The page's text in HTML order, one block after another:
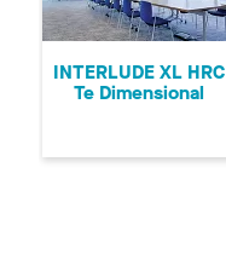
Anterior
INTERLUDE XL HRC
Te Dimensional